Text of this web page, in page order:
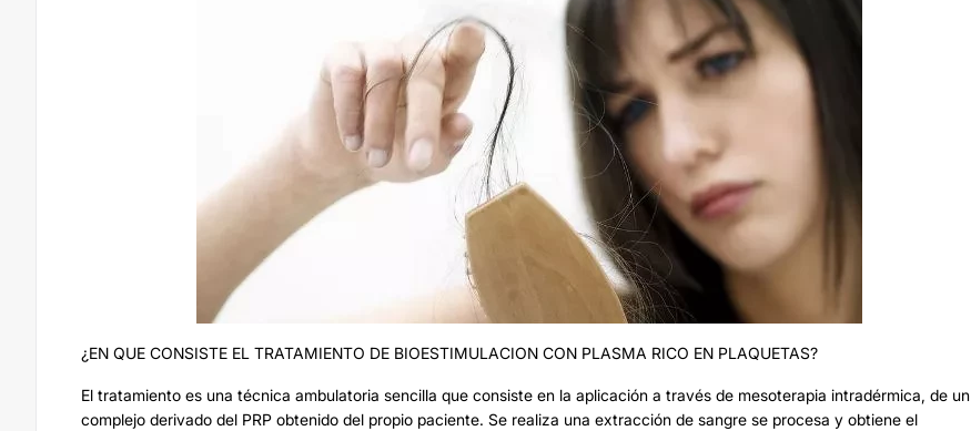
¿EN QUE CONSISTE EL TRATAMIENTO DE BIOESTIMULACION CON PLASMA RICO EN PLAQUETAS?
El tratamiento es una técnica ambulatoria sencilla que consiste en la aplicación a través de mesoterapia intradérmica, de un
complejo derivado del PRP obtenido del propio paciente. Se realiza una extracción de sangre se procesa y obtiene el